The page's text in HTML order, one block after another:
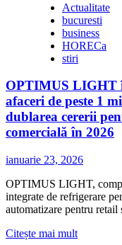
Actualitate
bucuresti
business
HORECa
stiri
OPTIMUS LIGHT
afaceri de peste 1
dublarea cererii
comercială în 2026
ianuarie 23, 2026
OPTIMUS LIGHT,
integrate de refrigerare
automatizare pentru retail
Citește mai multCitește